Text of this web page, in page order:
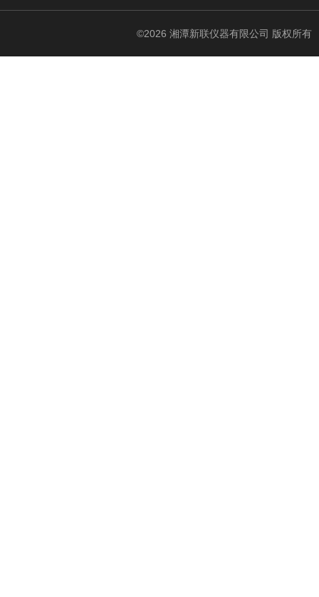
©2026 湘潭新联仪器有限公司 版权所